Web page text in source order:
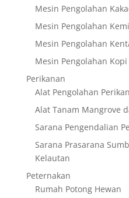
Mesin Pengolahan
Mesin Pengolahan
Mesin Pengolahan
Mesin Pengolahan Kopi
Perikanan
Alat Pengolahan
Alat Tanam Mangrove
Sarana Pengendalian
Sarana Prasarana
Kelautan
Peternakan
Rumah Potong Hewan